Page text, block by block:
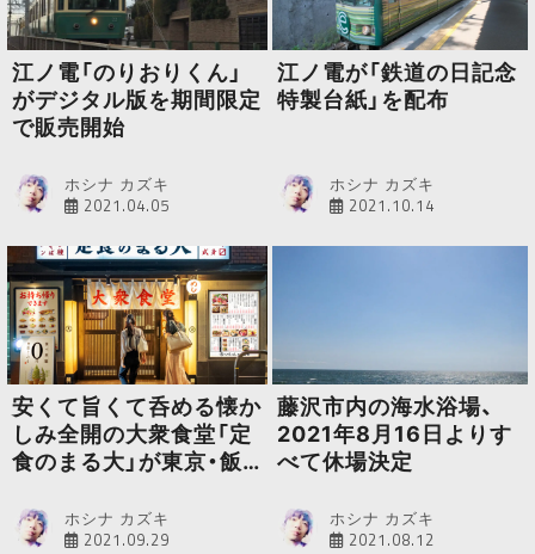
江ノ電「のりおりくん」
がデジタル版を期間限定
で販売開始
ホシナ カズキ
2021.04.05
江ノ電が「鉄道の日記念
特製台紙」を配布
ホシナ カズキ
2021.10.14
安くて旨くて呑める懐か
しみ全開の大衆食堂「定
食のまる大」が東京・飯
ホシナ カズキ
2021.09.29
藤沢市内の海水浴場、
2021年8月16日よりす
べて休場決定
ホシナ カズキ
2021.08.12